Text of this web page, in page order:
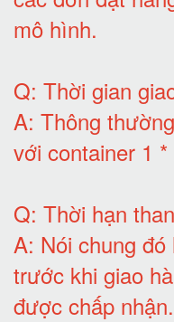
mô hình.
Q: Thời gian
A: Thông
với container 1
Q: Thời hạn
A: Nói chung
trước khi giao
được chấp nhận.